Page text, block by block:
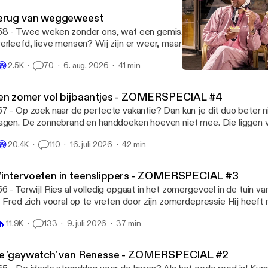
van weggeweest
- Twee weken zonder ons, wat een gemis. Hebben jullie het
lieve mensen? Wij zijn er weer, maar we hebben Jopie
in de zon laten liggen. Verder zijn we geen spat veranderd:
de stok met de moedermaffia én Fred doet waar hij goed in is:
🎧 Geproduceerd door Tonny Media 💖 Volg ons op Instagram en
@fredenries 🪩 Mail naar fredenries@tonnymedia.nl
2.5K 70 6. aug. 2026 41 min
zomer vol bijbaantjes - ZOMERSPECIAL #4
- Op zoek naar de perfecte vakantie? Dan kun je dit duo beter
De zonnebrand en handdoeken hoeven niet mee. Die liggen
anders afleveren. Een pretpark bijvoorbeeld. Ries had er
door Tonny Media 💖 Volg ons op Instagram en
naar fredenries@tonnymedia.nl
20.4K 110 16. juli 2026 42 min
in teenslippers - ZOMERSPECIAL #3
- Terwijl Ries al volledig opgaat in het zomergevoel in de tuin
Fred zich vooral op te vreten door zijn zomerdepressie Hij heeft
Om het iets aangenamer te maken voor zichzelf heeft hij
voetjes op het terras zitten, let dan even op je
is Ries een en al oor voor je hele levensverhaal. 🎧 Geproduceerd door Tonny
11.9K 133 9. juli 2026 37 min
'gaywatch' van Renesse - ZOMERSPECIAL #2